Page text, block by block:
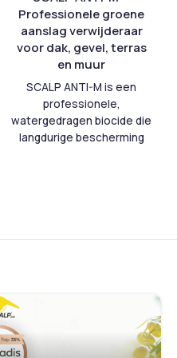
Professionele groene
aanslag verwijderaar
voor dak, gevel, terras
en muur
SCALP ANTI-M is een
professionele,
watergedragen biocide die
langdurige bescherming
dringt door tot in de
Regen en wind dragen na
de behandeling bij aan een
geleidelijk reinigend effect,